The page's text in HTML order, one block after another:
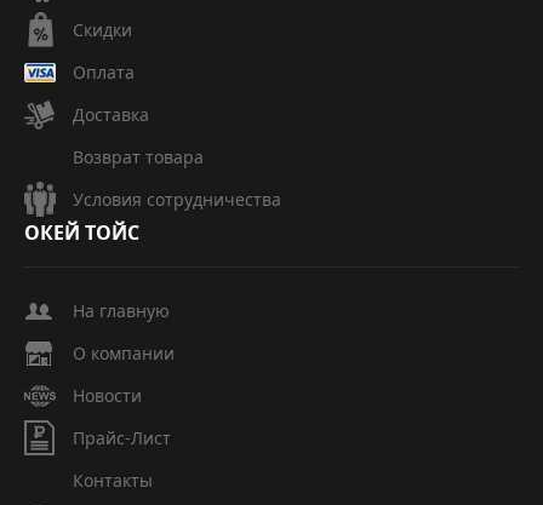
Скидки
Оплата
Доставка
Возврат товара
Условия сотрудничества
ОКЕЙ ТОЙС
На главную
О компании
Новости
Прайс-Лист
Контакты